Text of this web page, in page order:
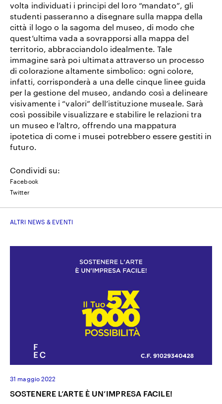
volta individuati i principi del loro “mandato”, gli
studenti passeranno a disegnare sulla mappa della
città il logo o la sagoma del museo, di modo che
quest’ultima vada a sovrapporsi alla mappa del
territorio, abbracciandolo idealmente. Tale
immagine sarà poi ultimata attraverso un processo
di colorazione altamente simbolico: ogni colore,
infatti, corrisponderà a una delle cinque linee guida
per la gestione del museo, andando così a delineare
visivamente i “valori” dell’istituzione museale. Sarà
così possibile visualizzare e stabilire le relazioni tra
un museo e l’altro, offrendo una mappatura
ipotetica di come i musei potrebbero essere gestiti in
futuro.
Condividi su:
Facebook
Twitter
ALTRI NEWS & EVENTI
31 maggio 2022
SOSTENERE L’ARTE È UN’IMPRESA FACILE!